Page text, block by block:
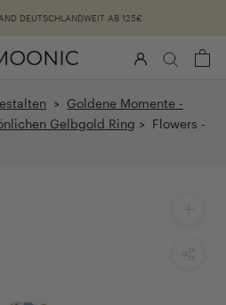
DEUTSCHLANDWEIT AB 125€
> Goldene Momente -
Gelbgold Ring > Flowers -